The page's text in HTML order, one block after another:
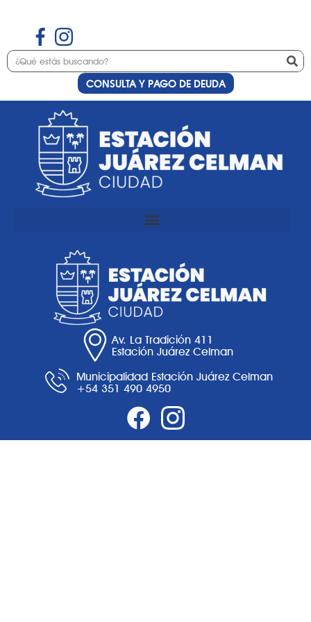
CONSULTA Y PAGO DE DEUDA
Día:10 de enero de
2020
Decretos Diciembre 2019
Av. La Tradición 411
Estación Juárez Celman
Municipalidad Estación Juárez Celman
+54 351 490 4950